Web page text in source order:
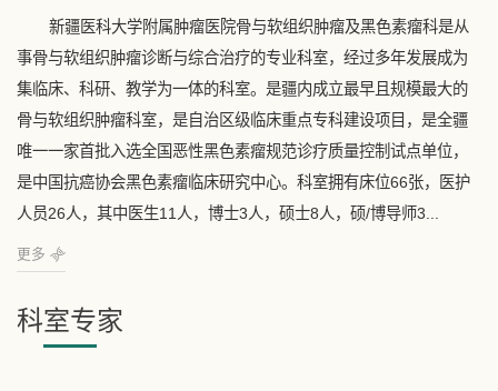
新疆医科大学附属肿瘤医院骨与软组织肿瘤及黑色素瘤科是从
事骨与软组织肿瘤诊断与综合治疗的专业科室，经过多年发展成为
集临床、科研、教学为一体的科室。是疆内成立最早且规模最大的
骨与软组织肿瘤科室，是自治区级临床重点专科建设项目，是全疆
唯一一家首批入选全国恶性黑色素瘤规范诊疗质量控制试点单位，
是中国抗癌协会黑色素瘤临床研究中心。科室拥有床位66张，医护
人员26人，其中医生11人，博士3人，硕士8人，硕/博导师3...
更多
科室专家